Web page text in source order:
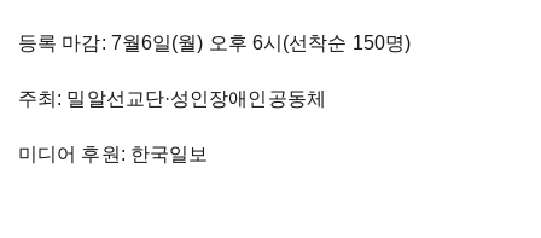
등록 마감: 7월6일(월) 오후 6시(선착순 150명)
주최: 밀알선교단·성인장애인공동체
미디어 후원: 한국일보